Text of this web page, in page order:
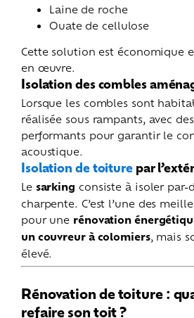
Laine de roche
Ouate de cellulose
Cette solution est économique
en œuvre.
Isolation des combles
Lorsque les combles sont
réalisée sous rampants, avec
performants pour garantir le
acoustique.
Isolation de toiturepar
Le sarking consiste à isoler par-
charpente. C’est l’une des
pour une rénovation
un couvreur à colomiers, mais
élevé.
Rénovation de toiture :
refaire son toit ?